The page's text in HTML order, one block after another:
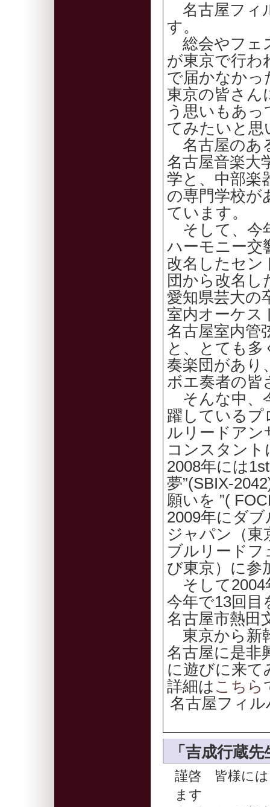
名古屋フィ
す。
総会やフェ
が東京で行わ
で届かなかっ
東京の皆さん
う思いもあっ
てみたいと思
名古屋のあ
名古屋音楽大
学と、中部楽
の専門学校が
ています。
そして、今
ハーモニー交
改名したセン
団から改名し
愛知県芸大の
室内オーケス
名古屋室内管
と、とても
奏楽団があり
ボエ奏者の皆
そんな中、
躍しているプ
ルリードアン
コンスタン
2008年には
夢”(SBIX-
願いを ”(
2009年にダ
ジャパン（東
ブルリードフ
び東京）に参
そして2004
今年で13回目
名古屋市熱田
東京から新
名古屋に是非
に遊びに来て
詳細は こちら
名古屋フィ
「吉成行蔵
謹啓 皆様には
ます